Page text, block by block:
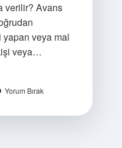
verilir? Avans
veya mal
veya…
Yorum Bırak